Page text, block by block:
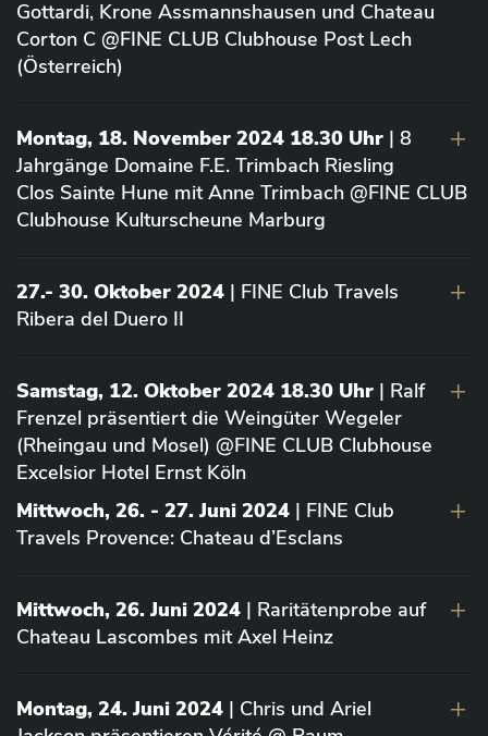
Gottardi, Krone Assmannshausen und Chateau
Corton C @FINE CLUB Clubhouse Post Lech
(Österreich)
Montag, 18. November 2024 18.30 Uhr | 8
Jahrgänge Domaine F.E. Trimbach Riesling
Clos Sainte Hune mit Anne Trimbach @FINE CLUB
Clubhouse Kulturscheune Marburg
27.- 30. Oktober 2024 | FINE Club Travels
Ribera del Duero II
Samstag, 12. Oktober 2024 18.30 Uhr | Ralf
Frenzel präsentiert die Weingüter Wegeler
(Rheingau und Mosel) @FINE CLUB Clubhouse
Excelsior Hotel Ernst Köln
Mittwoch, 26. - 27. Juni 2024 | FINE Club
Travels Provence: Chateau d’Esclans
Mittwoch, 26. Juni 2024 | Raritätenprobe auf
Chateau Lascombes mit Axel Heinz
Montag, 24. Juni 2024 | Chris und Ariel